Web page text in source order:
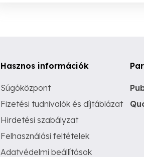
Hasznos információk
Súgóközpont
Fizetési tudnivalók és díjtáblázat
Hirdetési szabályzat
Felhasználási feltételek
Adatvédelmi beállítások